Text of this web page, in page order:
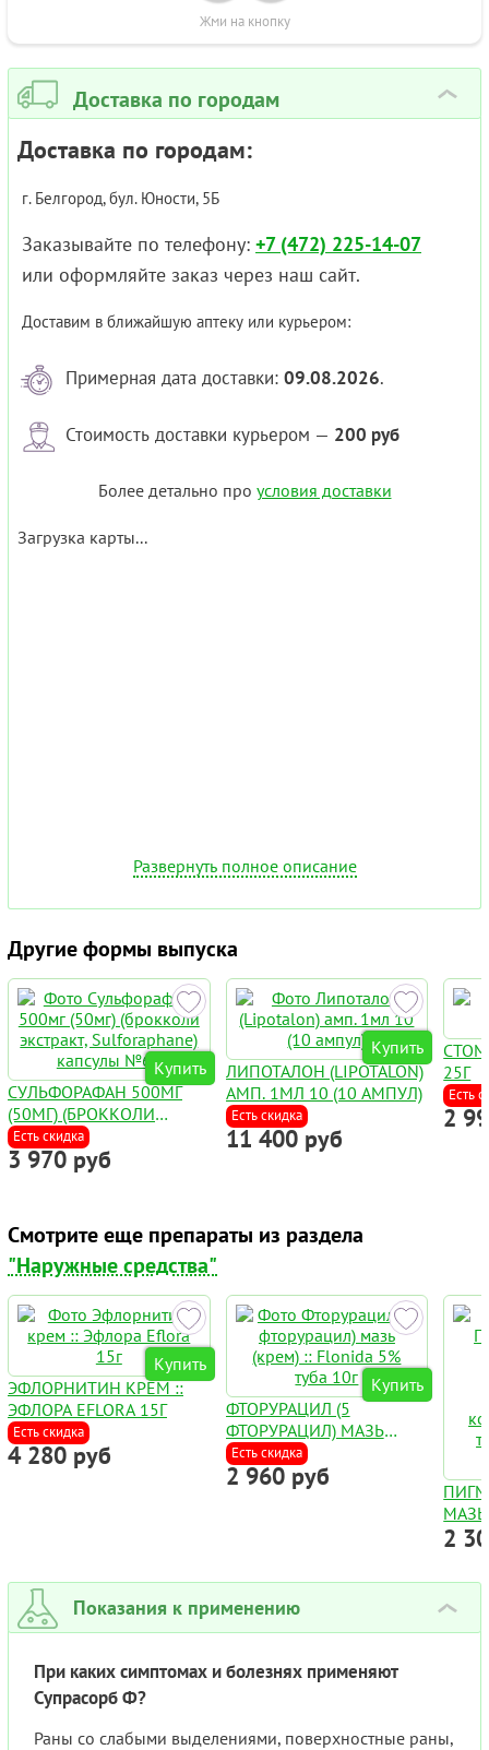
Жми на кнопку
Доставка по городам ›
Доставка по городам:
г. Белгород, бул. Юности, 5Б
Заказывайте по телефону: +7 (472) 225-14-07
или оформляйте заказ через наш сайт.
Доставим в ближайшую аптеку или курьером:
Примерная дата доставки: 09.08.2026.
Стоимость доставки курьером — 200 руб
Более детально про условия доставки
Загрузка карты...
Развернуть полное описание
Другие формы выпуска
Купить
СУЛЬФОРАФАН 500МГ
(50МГ) (БРОККОЛИ
ЭКСТРАКТ,
SULFORAPHANE)
КАПСУЛЫ №60
Есть скидка
3 970 руб
Купить
ЛИПОТАЛОН (LIPOTALON)
АМП. 1МЛ 10 (10 АМПУЛ)
Есть скидка
11 400 руб
25Г
Есть
2
Смотрите еще препараты из раздела
"Наружные средства"
Купить
ЭФЛОРНИТИН КРЕМ ::
ЭФЛОРА EFLORA 15Г
Есть скидка
4 280 руб
Купить
ФТОРУРАЦИЛ (5
ФТОРУРАЦИЛ) МАЗЬ
(КРЕМ) :: FLONIDA 5%
ТУБА 10Г
Есть скидка
2 960 руб
2
Показания к применению ›
При каких симптомах и болезнях применяют
Супрасорб Ф?
Раны со слабыми выделениями, поверхностные раны,